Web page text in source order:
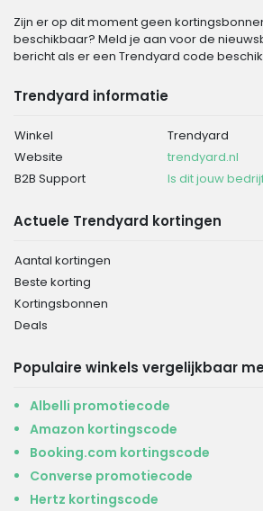
Zijn er op dit moment geen
beschikbaar? Meld je aan voor de
bericht als er een Trendyard code
Trendyard informatie
Winkel
Trendyard
Website
trendyard.nl
B2B Support
Is dit jouw
Actuele Trendyard kortingen
Aantal kortingen
Beste korting
Kortingsbonnen
Deals
Populaire winkels vergelijkbaar
Albelli promotiecode
Amazon kortingscode
Booking.com kortingscode
Converse promotiecode
Hertz kortingscode